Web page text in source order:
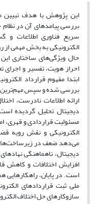
این پژوهش با هدف تبیین
بررسی پیامدهای آن در
سریع فناوری اطلاعات و
الکترونیکی به بخش مهمی از
حال ویژگی‌های ساختاری
احراز هویت، تفسیر و
ابتدا مفهوم قرارداد
بررسی شده و سپس مهم‌ترین
ارائه اطلاعات نادرست،
دیجیتال تحلیل گردیده
مسئولیت قراردادی و قهری،
الکترونیکی و نقش رویه
می‌دهد ضعف در زیرساخت‌های
دیجیتال، ناهماهنگی
افزایش اختلافات و کاهش
است. در پایان، راهکارهایی
ملی ثبت قراردادهای
سازوکارهای حل اختلاف